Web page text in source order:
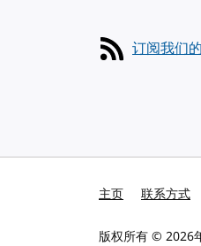
订阅我们
主页 联系方式
版权所有 © 2026